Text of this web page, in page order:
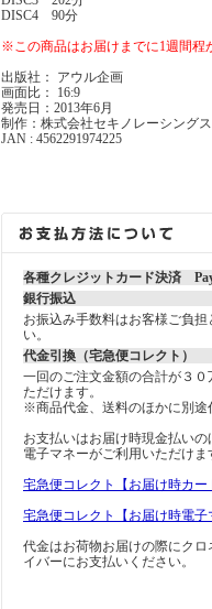
DISC4 90分
※この商品はお届けまでに1週間程
出版社： アウル企画
画面比： 16:9
発売日：2013年6月
制作：株式会社セキノレーシング
JAN : 4562291974225
各種クレジットカード決済
銀行振込
お振込み手数料はお客様ご負
い。
代金引換（宅急便コレクト）
一回のご注文金額の合計が３
ただけます。
※商品代金、送料のほかに別途
お支払いはお届け時現金払いの
電子マネーがご利用いただけま
宅急便コレクト【お届け時カー
宅急便コレクト【お届け時電子
代金はお荷物お届けの際にク
イバーにお支払いください。